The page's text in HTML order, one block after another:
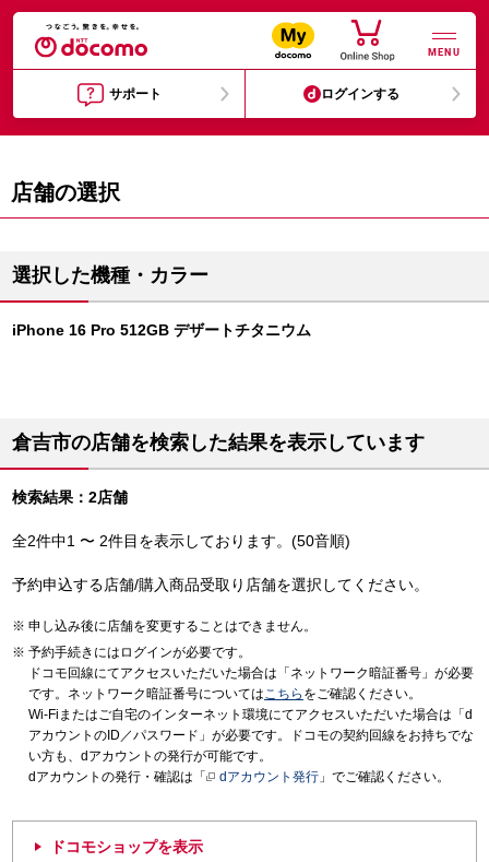
MENU
サポート ログインする
店舗の選択
選択した機種・カラー
iPhone 16 Pro 512GB デザートチタニウム
倉吉市の店舗を検索した結果を表示しています
検索結果：2店舗
全2件中1 〜 2件目を表示しております。(50音順)
予約申込する店舗/購入商品受取り店舗を選択してください。
申し込み後に店舗を変更することはできません。
予約手続きにはログインが必要です。
ドコモ回線にてアクセスいただいた場合は「ネットワーク暗証番号」が必要
です。ネットワーク暗証番号についてはこちら をご確認ください。
Wi-Fiまたはご自宅のインターネット環境にてアクセスいただいた場合は「d
アカウントのID／パスワード」が必要です。ドコモの契約回線をお持ちでな
い方も、dアカウントの発行が可能です。
dアカウントの発行・確認は「
dアカウント発行 」でご確認ください。
ドコモショップを表示